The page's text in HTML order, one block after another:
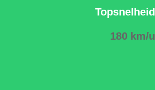
Topsnelheid
180 km/u